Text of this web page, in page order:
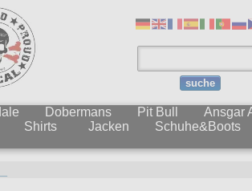
suche
Dobermans Pit Bull Ansgar
Shirts Jacken Schuhe&Boots